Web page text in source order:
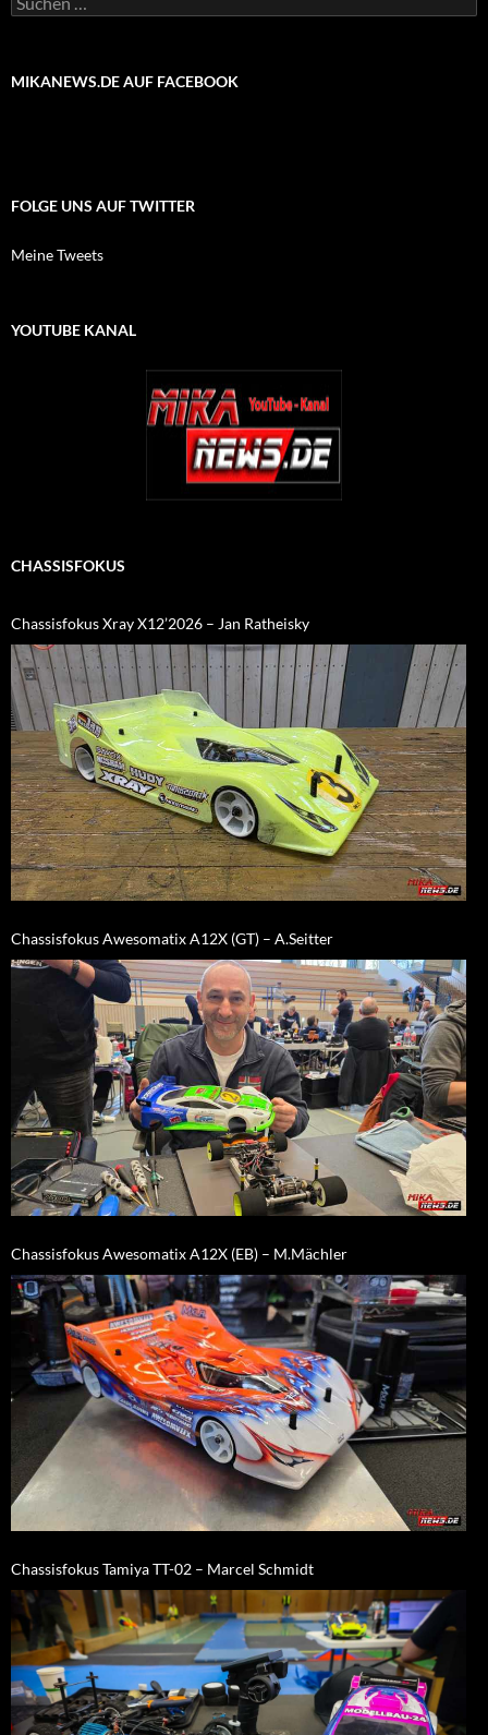
nach:
MIKANEWS.DE AUF FACEBOOK
FOLGE UNS AUF TWITTER
Meine Tweets
YOUTUBE KANAL
CHASSISFOKUS
Chassisfokus Xray X12’2026 – Jan Ratheisky
Chassisfokus Awesomatix A12X (GT) – A.Seitter
Chassisfokus Awesomatix A12X (EB) – M.Mächler
Chassisfokus Tamiya TT-02 – Marcel Schmidt